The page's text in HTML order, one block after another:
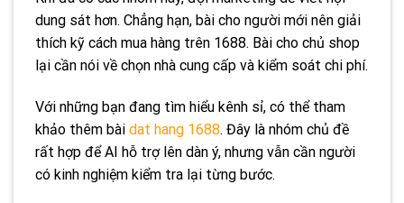
dung sát hơn. Chẳng hạn, bài cho người mới nên giải
thích kỹ cách mua hàng trên 1688. Bài cho chủ shop
lại cần nói về chọn nhà cung cấp và kiểm soát chi phí.
Với những bạn đang tìm hiểu kênh sỉ, có thể tham
khảo thêm bài dat hang 1688. Đây là nhóm chủ đề
rất hợp để AI hỗ trợ lên dàn ý, nhưng vẫn cần người
có kinh nghiệm kiểm tra lại từng bước.